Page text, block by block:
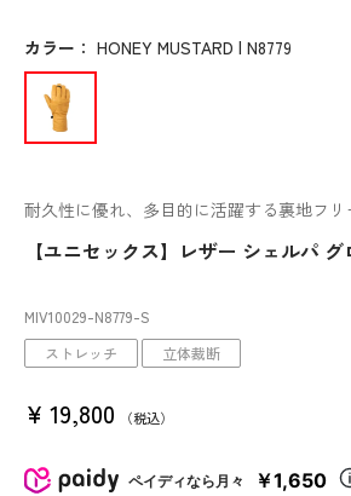
耐久性に優れ、多目的に活躍する裏地フ
【ユニセックス】レザー シェルパ
MIV10029-N8779-S
ストレッチ
立体裁断
¥ 19,800 税込
ペイディなら月々 ￥1,650
カラー ： HONEY MUSTARD | N8779